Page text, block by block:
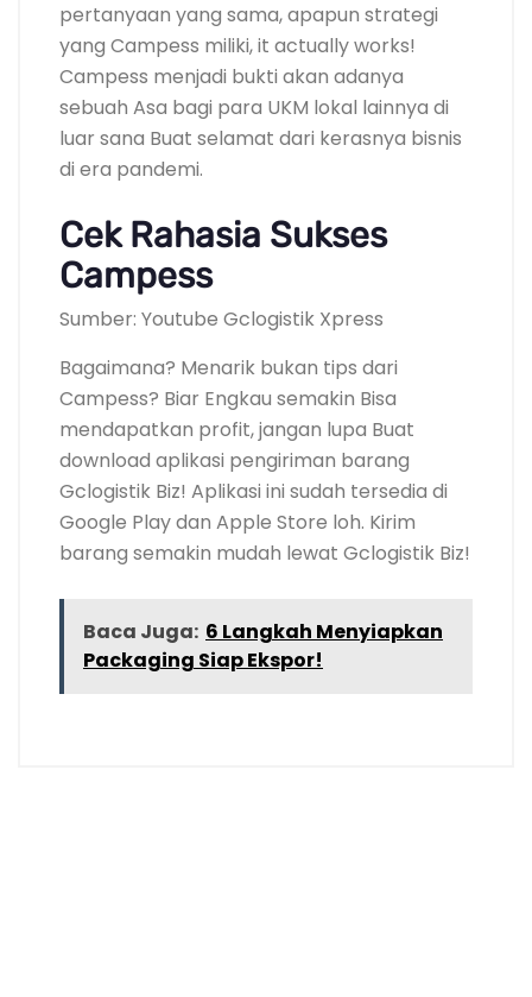
pertanyaan yang sama, apapun strategi
yang Campess miliki, it actually works!
Campess menjadi bukti akan adanya
sebuah Asa bagi para UKM lokal lainnya di
luar sana Buat selamat dari kerasnya bisnis
di era pandemi.
Cek Rahasia Sukses
Campess
Sumber: Youtube Gclogistik Xpress
Bagaimana? Menarik bukan tips dari
Campess? Biar Engkau semakin Bisa
mendapatkan profit, jangan lupa Buat
download aplikasi pengiriman barang
Gclogistik Biz! Aplikasi ini sudah tersedia di
Google Play dan Apple Store loh. Kirim
barang semakin mudah lewat Gclogistik Biz!
Baca Juga: 6 Langkah Menyiapkan
Packaging Siap Ekspor!